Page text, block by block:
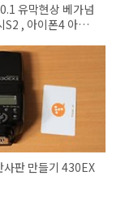
유막현상 베가넘
S2 , 아이폰4 아이
사판 만들기 430EX